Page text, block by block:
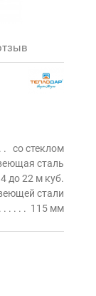
со стеклом
сталь
до 22 м куб.
стали
115 мм